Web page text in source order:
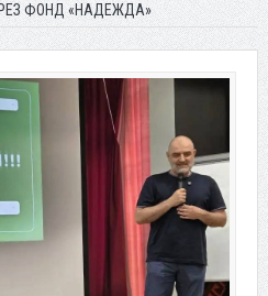
ФОНД «НАДЕЖДА»